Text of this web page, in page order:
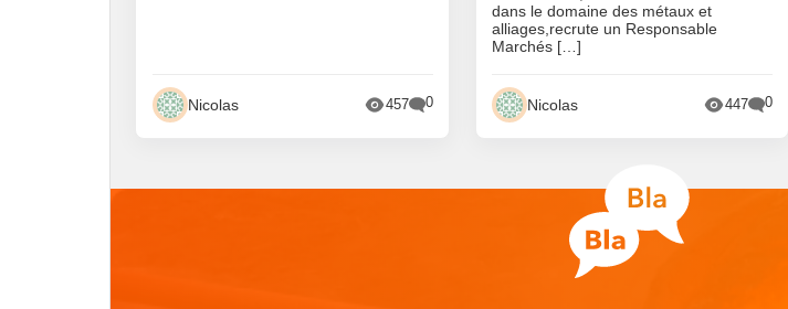
Nicolas 457 0
dans le domaine des métaux et
alliages,recrute un Responsable
Marchés […]
Nicolas 447 0